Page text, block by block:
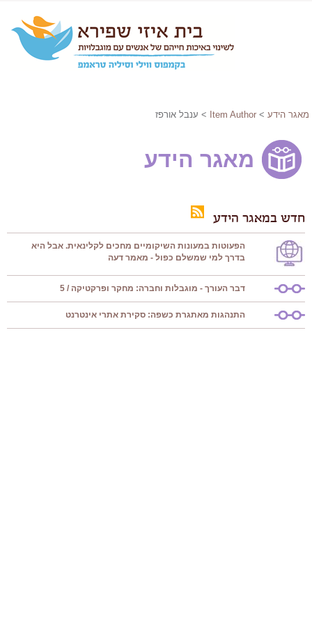
מאגר הידע >
Item Author > ענבל אורפז
מאגר הידע
חדש במאגר הידע
הפעוטות במעונות השיקומיים מחכים לקלינאית. אבל היא
בדרך למי שמשלם כפול - מאמר דעה
דבר העורך - מוגבלות וחברה: מחקר ופרקטיקה / 5
התנהגות מאתגרת כשפה: סקירת אתרי אינטרנט